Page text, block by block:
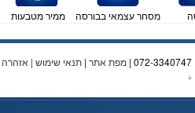
מסחר עצמאי בבורסה ממיר מטבעות
מפת אתר | תנאי שימוש | אזהרה